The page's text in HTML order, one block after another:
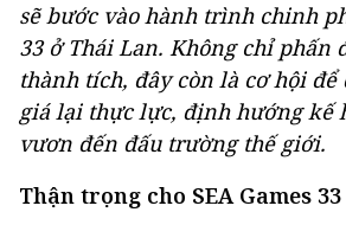
sẽ bước vào hành trình chinh
33 ở Thái Lan. Không chỉ phấn
thành tích, đây còn là cơ hội
giá lại thực lực, định hướng kế
vươn đến đấu trường thế giới.
Thận trọng cho SEA Games 33